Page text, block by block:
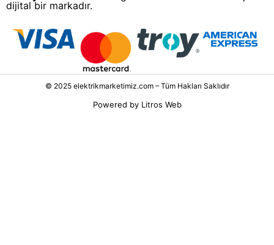
dijital bir markadır.
© 2025 elektrikmarketimiz.com – Tüm Hakları Saklıdır
Powered by Litros Web